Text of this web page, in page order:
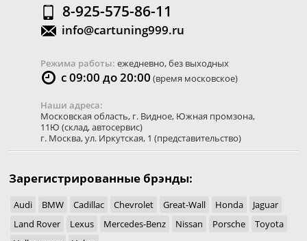
8-925-575-86-11
info@cartuning999.ru
Режима работы: ежедневно, без выходных
с 09:00 до 20:00 (время московское)
Наши адреса:
Московская область, г. Видное, Южная промзона,
11Ю (склад, автосервис)
г. Москва,ул. Иркутская, 1 (представительство)
Зарегистрированные брэнды:
Audi BMW Cadillac Chevrolet Great-Wall Honda
Jaguar
Land Rover
Lexus Mercedes-Benz Nissan Porsche
Toyota